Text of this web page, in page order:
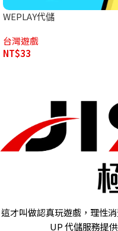
WEPLAY代儲
台灣遊戲
NT$33
這才叫做認真玩遊戲，理性
UP 代儲服務提